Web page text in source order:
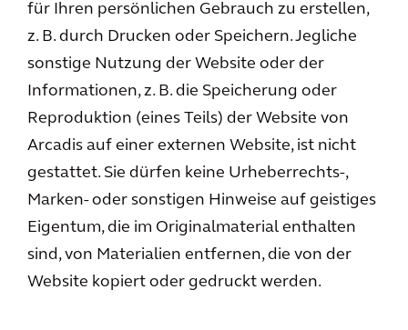
für Ihren persönlichen Gebrauch zu erstellen,
z. B. durch Drucken oder Speichern. Jegliche
sonstige Nutzung der Website oder der
Informationen, z. B. die Speicherung oder
Reproduktion (eines Teils) der Website von
Arcadis auf einer externen Website, ist nicht
gestattet. Sie dürfen keine Urheberrechts-,
Marken- oder sonstigen Hinweise auf geistiges
Eigentum, die im Originalmaterial enthalten
sind, von Materialien entfernen, die von der
Website kopiert oder gedruckt werden.